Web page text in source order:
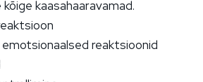
kaasahaaravamad.
reaktsioonid